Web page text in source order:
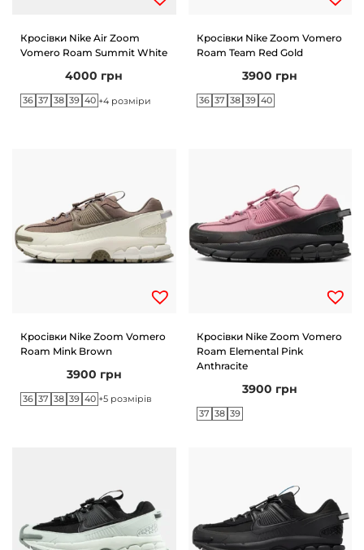
Кросівки Nike Air Zoom
Vomero Roam Summit White
4000 грн
36 37 38 39 40 +4 розміри
Кросівки Nike Zoom Vomero
Roam Team Red Gold
3900 грн
36 37 38 39 40
Кросівки Nike Zoom Vomero
Roam Mink Brown
3900 грн
36 37 38 39 40 +5 розмірів
Кросівки Nike Zoom Vomero
Roam Elemental Pink
Anthracite
3900 грн
37 38 39